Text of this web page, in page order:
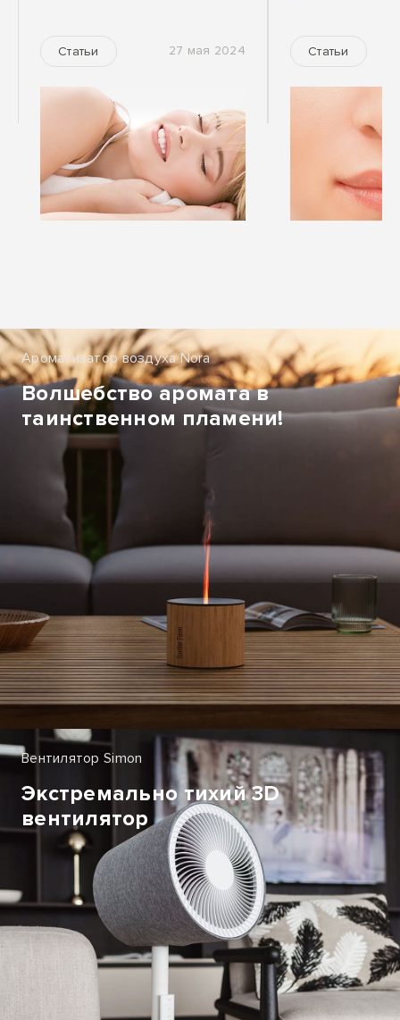
Статьи 27 мая 2024 Статьи
Ароматизатор воздуха Nora
Волшебство аромата в
таинственном пламени!
Вентилятор Simon
Экстремально тихий 3D
вентилятор